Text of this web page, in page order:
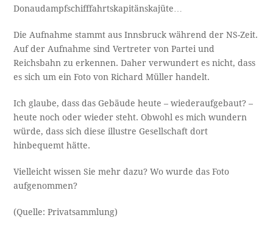
Donaudampfschifffahrtskapitänskajüte…
Die Aufnahme stammt aus Innsbruck während der NS-Zeit.
Auf der Aufnahme sind Vertreter von Partei und
Reichsbahn zu erkennen. Daher verwundert es nicht, dass
es sich um ein Foto von Richard Müller handelt.
Ich glaube, dass das Gebäude heute – wiederaufgebaut? –
heute noch oder wieder steht. Obwohl es mich wundern
würde, dass sich diese illustre Gesellschaft dort
hinbequemt hätte.
Vielleicht wissen Sie mehr dazu? Wo wurde das Foto
aufgenommen?
(Quelle: Privatsammlung)